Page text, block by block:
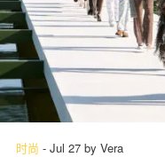
时尚 - Jul 27 by Vera